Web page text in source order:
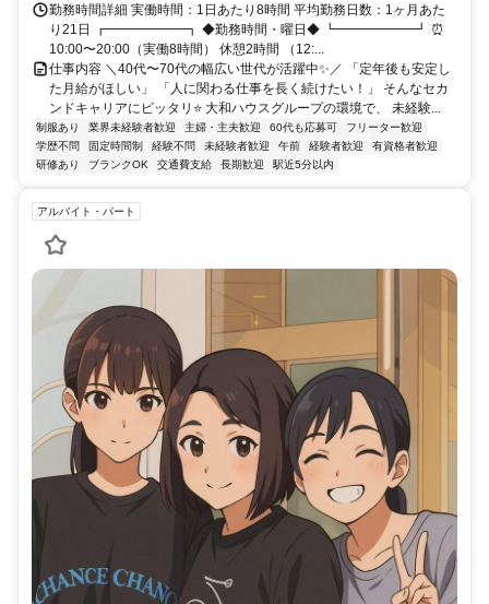
勤務時間詳細 実働時間：1日あたり8時間 平均勤務日数：1ヶ月あた
り21日 ┏━━━━━━┓ ◆勤務時間・曜日◆ ┗━━━━━━┛ ⏰
10:00〜20:00（実働8時間） 休憩2時間 （12:...
仕事内容 ＼40代〜70代の幅広い世代が活躍中✨／ 「定年後も安定し
た月給がほしい」 「人に関わる仕事を長く続けたい！」 そんなセカ
ンドキャリアにピッタリ⭐ 大和ハウスグループの環境で、 未経験...
制服あり 業界未経験者歓迎 主婦・主夫歓迎 60代も応募可
フリーター歓迎
学歴不問
固定時間制 経験不問 未経験者歓迎 午前 経験者歓迎
有資格者歓迎
研修あり
ブランクOK 交通費支給 長期歓迎 駅近5分以内
アルバイト・パート